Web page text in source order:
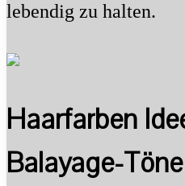
lebendig zu halten.
Haarfarben
Balayage-